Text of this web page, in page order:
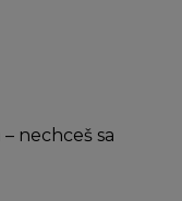
nechceš sa